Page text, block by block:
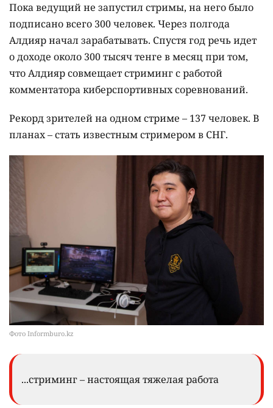
Пока ведущий не запустил стримы, на него было
подписано всего 300 человек. Через полгода
Алдияр начал зарабатывать. Спустя год речь идет
о доходе около 300 тысяч тенге в месяц при том,
что Алдияр совмещает стриминг с работой
комментатора киберспортивных соревнований.
Рекорд зрителей на одном стриме – 137 человек. В
планах – стать известным стримером в СНГ.
Фото Informburo.kz
...стриминг – настоящая тяжелая работа